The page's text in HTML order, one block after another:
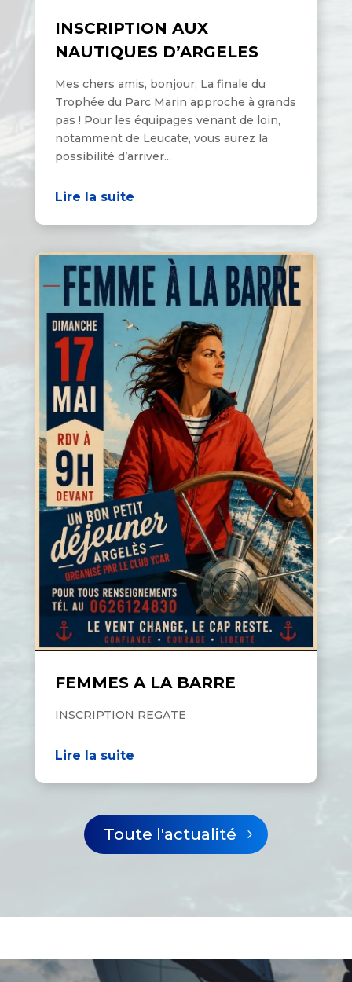
INSCRIPTION AUX
NAUTIQUES D’ARGELES
Mes chers amis, bonjour, La finale du
Trophée du Parc Marin approche à grands
pas ! Pour les équipages venant de loin,
notamment de Leucate, vous aurez la
possibilité d’arriver...
Lire la suite
FEMMES A LA BARRE
INSCRIPTION REGATE
Lire la suite
Toute l'actualité